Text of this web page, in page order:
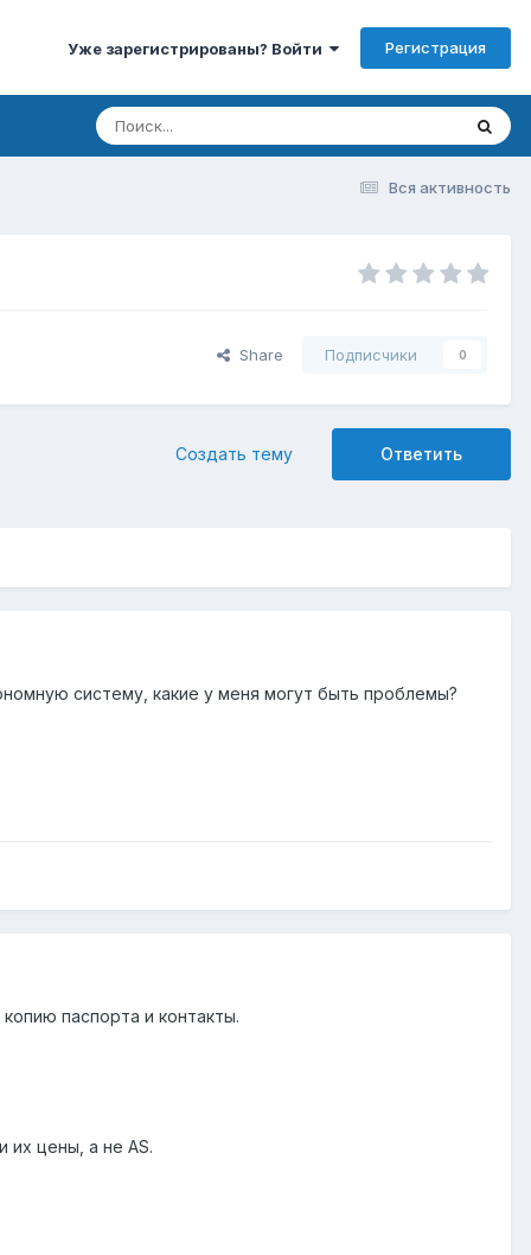
Уже зарегистрированы? Войти Регистрация
Вся активность
Share Подписчики 0
Ответить
Создать тему
систему, какие у меня могут быть проблемы?
паспорта и контакты.
их цены, а не AS.